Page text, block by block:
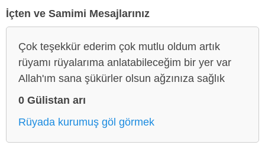
İçten ve Samimi Mesajlarınız
Çok teşekkür ederim çok mutlu oldum artık
rüyamı rüyalarıma anlatabileceğim bir yer var
Allah'ım sana şükürler olsun ağzınıza sağlık
0 Gülistan arı
Rüyada kurumuş göl görmek